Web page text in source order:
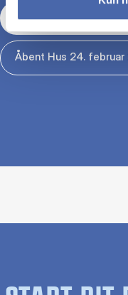
Åbent Hus 29. januar
Åbent Hus 24. februar